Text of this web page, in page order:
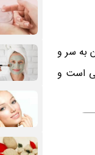
به سر و
است و